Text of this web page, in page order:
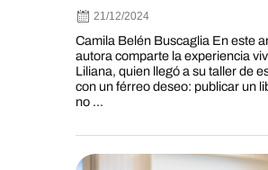
21/12/2024
Camila Belén Buscaglia En este
autora comparte la experiencia
Liliana, quien llegó a su taller de
con un férreo deseo: publicar un
no ...